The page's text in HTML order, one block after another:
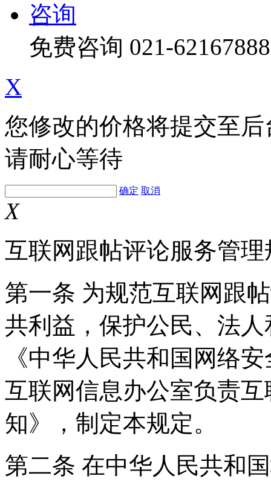
咨询
免费咨询 021-62167888
X
您修改的价格将提交至
请耐心等待
确定 取消
X
互联网跟帖评论服务管理
第一条 为规范互联网跟
共利益，保护公民、法
《中华人民共和国网络
互联网信息办公室负责
知》，制定本规定。
第二条 在中华人民共和